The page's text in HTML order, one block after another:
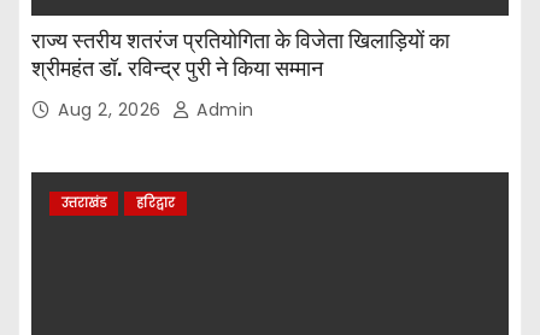
राज्य स्तरीय शतरंज प्रतियोगिता के विजेता खिलाड़ियों का
श्रीमहंत डॉ. रविन्द्र पुरी ने किया सम्मान
Aug 2, 2026 Admin
उत्तराखंड हरिद्वार